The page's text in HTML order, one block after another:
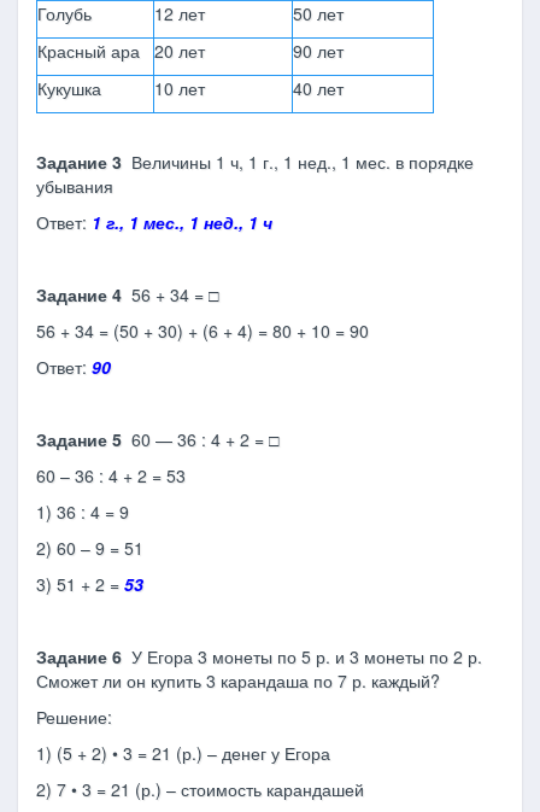
Голубь
12 лет
50 лет
Красный ара
20 лет
90 лет
Кукушка
10 лет 40 лет
Задание 3 Величины 1 ч, 1 г., 1 нед., 1 мес. в порядке
убывания
Ответ: 1 г., 1 мес., 1 нед., 1 ч
Задание 4 56 + 34 = □
56 + 34 = (50 + 30) + (6 + 4) = 80 + 10 = 90
Ответ: 90
Задание 5 60 — 36 : 4 + 2 = □
60 – 36 : 4 + 2 = 53
1) 36 : 4 = 9
2) 60 – 9 = 51
3) 51 + 2 = 53
Задание 6 У Егора 3 монеты по 5 р. и 3 монеты по 2 р.
Сможет ли он купить 3 карандаша по 7 р. каж­дый?
Решение:
1) (5 + 2) • 3 = 21 (р.) – денег у Егора
2) 7 • 3 = 21 (р.) – стоимость карандашей